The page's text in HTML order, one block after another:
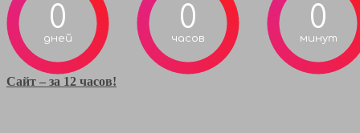
0
дней
0
часов
0
минут
Сайт – за 12 часов!